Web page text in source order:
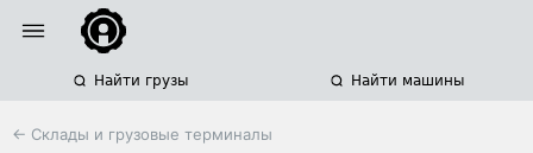
Найти грузы Найти машины
← Склады и грузовые терминалы